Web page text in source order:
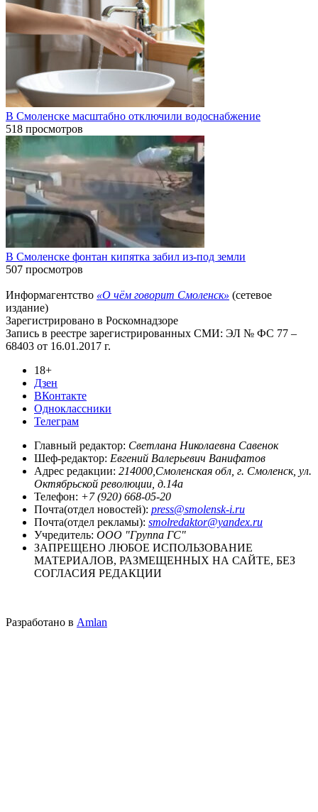
В Смоленске масштабно отключили водоснабжение
518 просмотров
В Смоленске фонтан кипятка забил из-под земли
507 просмотров
Информагентство «О чём говорит Смоленск» (сетевое
издание)
Зарегистрировано в Роскомнадзоре
Запись в реестре зарегистрированных СМИ: ЭЛ № ФС 77 –
68403 от 16.01.2017 г.
18+
Дзен
ВКонтакте
Одноклассники
Телеграм
Главный редактор: Светлана Николаевна Савенок
Шеф-редактор: Евгений Валерьевич Ванифатов
Адрес редакции: 214000,Смоленская обл, г. Смоленск, ул.
Октябрьской революции, д.14а
Телефон: +7 (920) 668-05-20
Почта(отдел новостей): press@smolensk-i.ru
Почта(отдел рекламы): smolredaktor@yandex.ru
Учредитель: ООО "Группа ГС"
ЗАПРЕЩЕНО ЛЮБОЕ ИСПОЛЬЗОВАНИЕ
МАТЕРИАЛОВ, РАЗМЕЩЕННЫХ НА САЙТЕ, БЕЗ
СОГЛАСИЯ РЕДАКЦИИ
Разработано в Amlan